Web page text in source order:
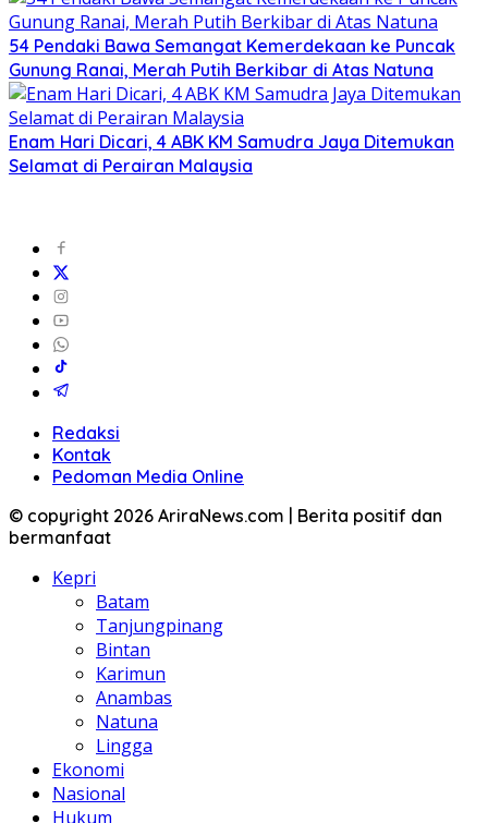
54 Pendaki Bawa Semangat Kemerdekaan ke Puncak
Gunung Ranai, Merah Putih Berkibar di Atas Natuna
Enam Hari Dicari, 4 ABK KM Samudra Jaya Ditemukan
Selamat di Perairan Malaysia
Redaksi
Kontak
Pedoman Media Online
© copyright 2026 AriraNews.com | Berita positif dan
bermanfaat
Kepri
Batam
Tanjungpinang
Bintan
Karimun
Anambas
Natuna
Lingga
Ekonomi
Nasional
Hukum